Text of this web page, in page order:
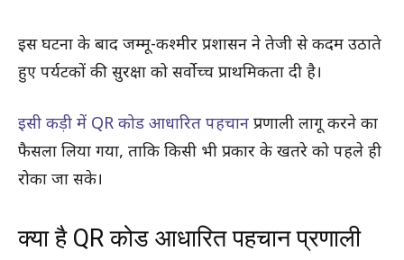
इस घटना के बाद जम्मू-कश्मीर प्रशासन ने तेजी से कदम उठाते
हुए पर्यटकों की सुरक्षा को सर्वोच्च प्राथमिकता दी है।
इसी कड़ी में QR कोड आधारित पहचान प्रणाली लागू करने का
फैसला लिया गया, ताकि किसी भी प्रकार के खतरे को पहले ही
रोका जा सके।
क्या है QR कोड आधारित पहचान प्रणाली